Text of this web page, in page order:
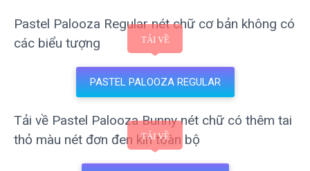
Pastel Palooza Regular nét chữ cơ bản không có
các biểu tượng
PASTEL PALOOZA REGULAR
Tải về Pastel Palooza Bunny nét chữ có thêm tai
thỏ màu nét đơn đen kín toàn bộ